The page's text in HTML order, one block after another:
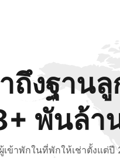
ถึงฐาน
พันล้า
เข้าพักในที่พักให้เช่าตั้งแต่ปี